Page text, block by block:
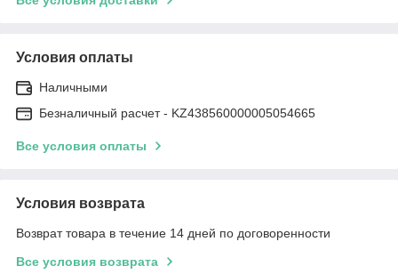
Условия оплаты
Наличными
Безналичный расчет - KZ438560000005054665
Все условия оплаты
Условия возврата
Возврат товара в течение 14 дней по договоренности
Все условия возврата